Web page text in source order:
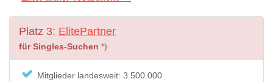
Platz 3: ElitePartner
für Singles-Suchen *)
Mitglieder landesweit: 3.500.000